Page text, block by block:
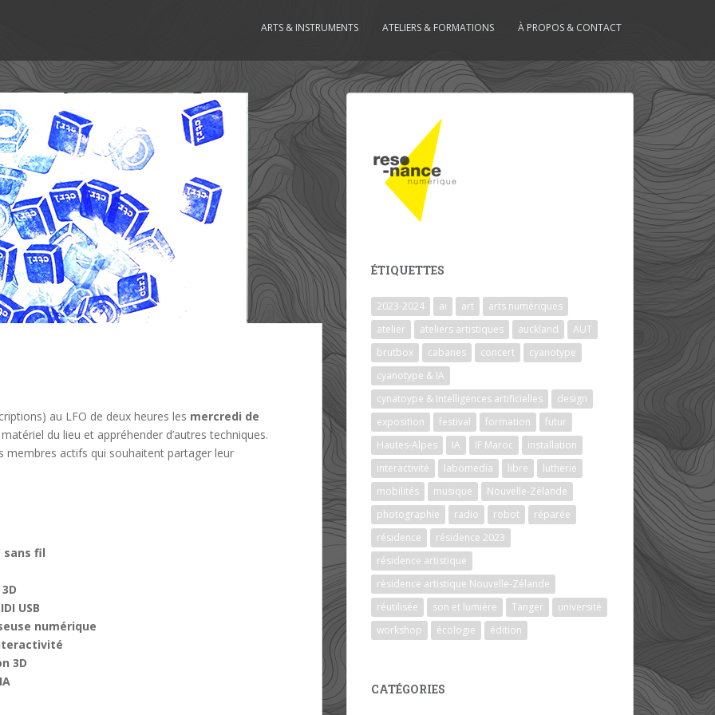
ARTS & INSTRUMENTS ATELIERS & FORMATIONS À PROPOS & CONTACT
au LFO de deux heures les mercredi de
du lieu et appréhender d’autres techniques.
membres actifs qui souhaitent partager leur
sans fil
USB
numérique
3D
ÉTIQUETTES
2023-2024 ai art
arts numériques
atelier
ateliers artistiques auckland
AUT
brutbox
cabanes concert
cyanotype
cyanotype & IA
cynatoype & Intelligences artificielles
design
exposition
festival formation
futur
Hautes-Alpes
IA IF Maroc
installation
interactivité
labomedia libre
lutherie
mobilités
musique
Nouvelle-Zélande
photographie
radio robot
réparée
résidence
résidence 2023
résidence artistique
résidence artistique Nouvelle-Zélande
réutilisée
son et lumière Tanger
université
workshop
écologie édition
CATÉGORIES